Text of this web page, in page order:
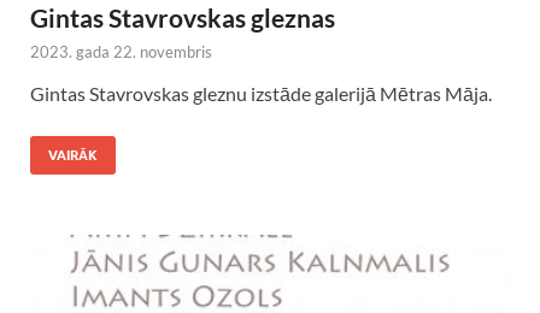
Gintas Stavrovskas gleznas
2023. gada 22. novembris
Gintas Stavrovskas gleznu izstāde galerijā Mētras Māja.
VAIRĀK